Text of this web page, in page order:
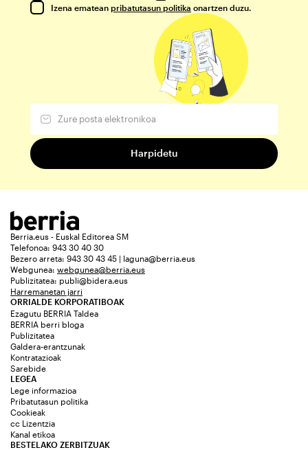
Izena ematean pribatutasun politika onartzen duzu.
Berria.eus - Euskal Editorea SM
Telefonoa: 943 30 40 30
Bezero arreta: 943 30 43 45 | laguna@berria.eus
Webgunea: webgunea@berria.eus
Publizitatea: publi@bidera.eus
Harremanetan jarri
ORRIALDE KORPORATIBOAK
Ezagutu BERRIA Taldea
BERRIA berri bloga
Publizitatea
Galdera-erantzunak
Kontratazioak
Sarebide
LEGEA
Lege informazioa
Pribatutasun politika
Cookieak
cc Lizentzia
Kanal etikoa
BESTELAKO ZERBITZUAK